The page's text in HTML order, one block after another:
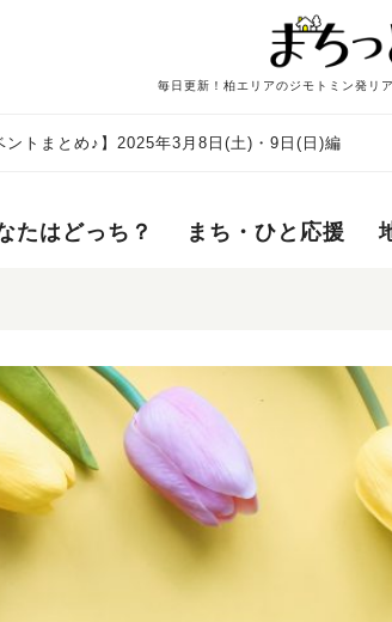
毎日更新！柏エリアのジモトミン発リ
ントまとめ♪】2025年3月8日(土)・9日(日)編
たはどっち？ まち・ひと応援